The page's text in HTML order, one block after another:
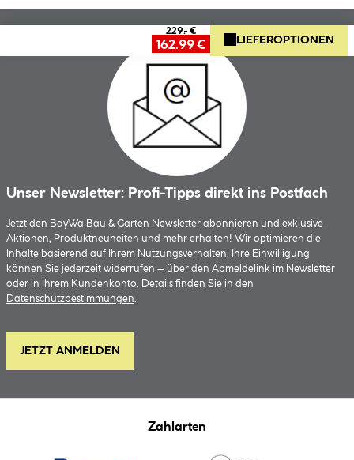
229.- €
162.99 € LIEFEROPTIONEN
Unser Newsletter: Profi-Tipps direkt ins Postfach
Jetzt den BayWa Bau & Garten Newsletter abonnieren und exklusive
Aktionen, Produktneuheiten und mehr erhalten! Wir optimieren die
Inhalte basierend auf Ihrem Nutzungsverhalten. Ihre Einwilligung
können Sie jederzeit widerrufen – über den Abmeldelink im Newsletter
oder in Ihrem Kundenkonto. Details finden Sie in den
Datenschutzbestimmungen.
JETZT ANMELDEN
Zahlarten